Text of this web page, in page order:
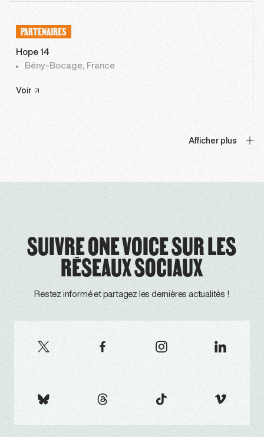
PARTENAIRES
Hope 14
Bény-Bocage, France
Voir
Afficher plus
SUIVRE ONE VOICE SUR LES
RÉSEAUX SOCIAUX
Restez informé et partagez les dernières actualités !